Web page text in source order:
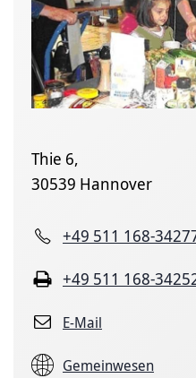
Thie 6,
30539 Hannover
+49 511 168-
+49 511 168-
E-Mail
Gemeinwesen